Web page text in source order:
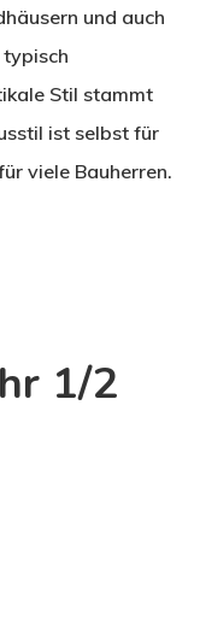
und auch
Stil stammt
ist selbst für
viele Bauherren.
1/2